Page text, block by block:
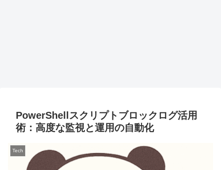
PowerShellスクリプトブロックログ活用
術：高度な監視と運用の自動化
Tech